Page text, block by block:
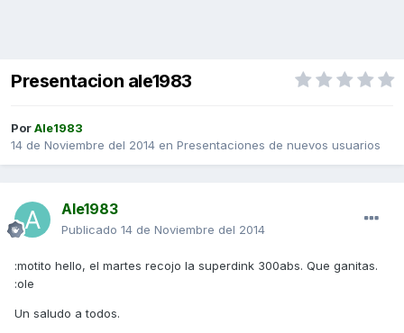
Presentacion ale1983
PorAle1983
14 de Noviembre del 2014 en Presentaciones de nuevos usuarios
Ale1983
Publicado 14 de Noviembre del 2014
:motito hello, el martes recojo la superdink 300abs. Que ganitas.
:ole
Un saludo a todos.